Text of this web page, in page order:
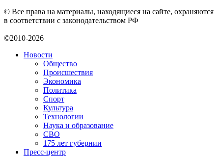
© Все права на материалы, находящиеся на сайте, охраняются
в соответствии с законодательством РФ
©2010-2026
Новости
Общество
Происшествия
Экономика
Политика
Спорт
Культура
Технологии
Наука и образование
СВО
175 лет губернии
Пресс-центр